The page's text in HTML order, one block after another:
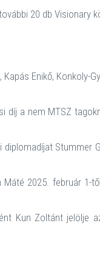
20 db Visionary
Enikő, Konkoly-
a nem MTSZ
Stummer
2025. február 1-
Kun Zoltánt jelölje